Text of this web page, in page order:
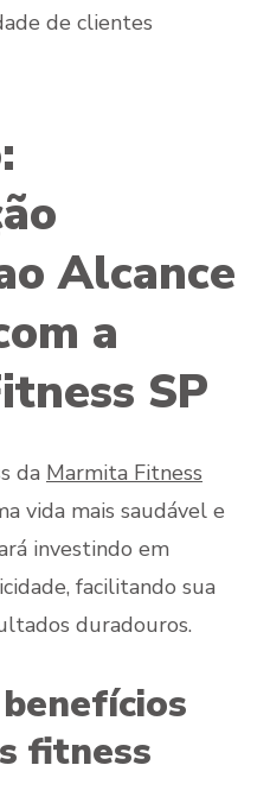
de clientes
Alcance
a
SP
da Marmita Fitness
vida mais saudável e
investindo em
facilitando sua
duradouros.
fitness